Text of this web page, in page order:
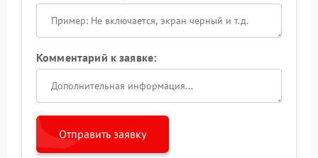
Комментарий к заявке:
Отправить заявку